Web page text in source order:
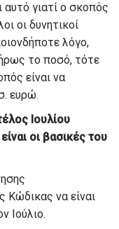
αυτό γιατί ο σκοπός
οι δυνητικοί
νδήποτε λόγο,
το ποσό, τότε
είναι να
ευρώ.
Ιουλίου
οι βασικές του
Κώδικας να είναι
Ιούλιο.